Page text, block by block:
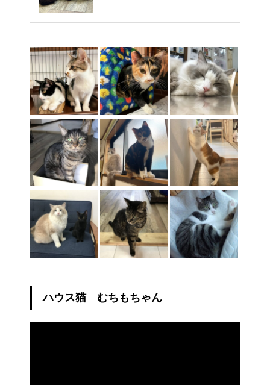
ハウス猫 むちもちゃん